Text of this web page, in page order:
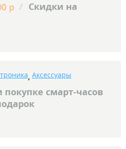
р / Скидки на
, Аксессуары
покупке смарт-часов